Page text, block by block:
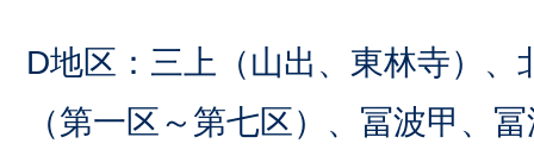
D地区：三上（山出、東林寺）、
（第一区～第七区）、冨波甲、